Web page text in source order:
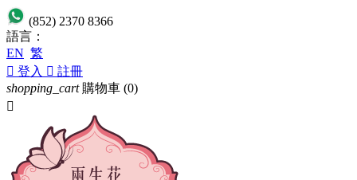
(852) 2370 8366
語言：
EN 繁
 登入  註冊
shopping_cart 購物車 (0)
